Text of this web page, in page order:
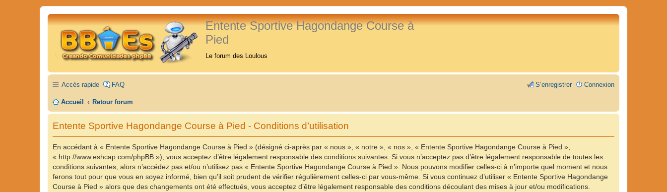
Entente Sportive Hagondange Course à
Pied
Le forum des Loulous
Accès rapide FAQ Connexion
S’enregistrer
Accueil Retour forum
Entente Sportive Hagondange Course à Pied - Conditions d’utilisation
En accédant à « Entente Sportive Hagondange Course à Pied » (désigné ci-après par « nous », « notre », « nos », « Entente Sportive Hagondange Course à Pied »,
« http://www.eshcap.com/phpBB »), vous acceptez d’être légalement responsable des conditions suivantes. Si vous n’acceptez pas d’être légalement responsable de toutes les
conditions suivantes, alors n’accédez pas et/ou n’utilisez pas « Entente Sportive Hagondange Course à Pied ». Nous pouvons modifier celles-ci à n’importe quel moment et nous
ferons tout pour que vous en soyez informé, bien qu’il soit prudent de vérifier régulièrement celles-ci par vous-même. Si vous continuez d’utiliser « Entente Sportive Hagondange
Course à Pied » alors que des changements ont été effectués, vous acceptez d’être légalement responsable des conditions découlant des mises à jour et/ou modifications.